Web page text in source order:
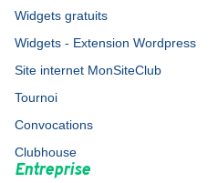
Widgets gratuits
Widgets - Extension Wordpress
Site internet MonSiteClub
Tournoi
Convocations
Clubhouse
Entreprise